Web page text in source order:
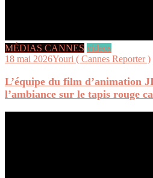
MÉDIAS CANNES videos
18 mai 2026Youri ( Cannes Reporter )
L’équipe du film d’animation
l’ambiance sur le tapis rouge